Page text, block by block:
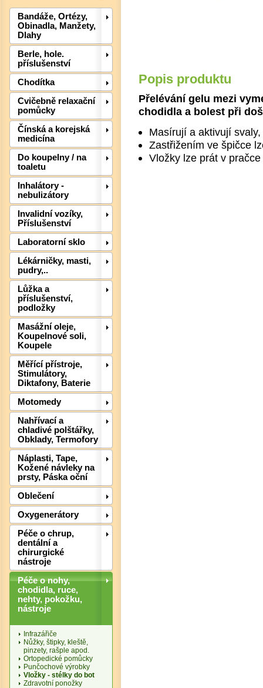
Bandáže, Ortézy,
Obinadla, Manžety,
Dlahy
Berle, hole.
příslušenství
Chodítka
Cvičebně relaxační
pomůcky
Čínská a korejská
medicína
Do koupelny / na
toaletu
Inhalátory -
nebulizátory
Invalidní vozíky,
Příslušenství
Laboratorní sklo
Lékárničky, masti,
pudry,..
Lůžka a
příslušenství,
podložky
Masážní oleje,
Koupelnové soli,
Koupele
Měřící přístroje,
Stimulátory,
Diktafony, Baterie
Motomedy
Nahřívací a
chladivé polštářky,
Obklady, Termofory
Náplasti, Tape,
Kožené návleky na
prsty, Páska oční
Oblečení
Oxygenerátory
Péče o chrup,
dentální a
chirurgické
nástroje
Péče o nohy,
chodidla, ruce,
nehty, pokožku,
nástroje
Infrazářiče
Nůžky, štipky, kleště,
pinzety, rašple apod.
Ortopedické pomůcky
Punčochové výrobky
Vložky - stélky do bot
Zdravotní ponožky
Popis produktu
Přelévání gelu mezi
chodidla a bolest při
Masírují a aktivují
Zastřižením ve špičce
Vložky lze prát v pračce